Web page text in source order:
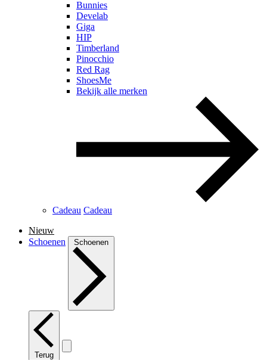
Bunnies
Develab
Giga
HIP
Timberland
Pinocchio
Red Rag
ShoesMe
Bekijk alle merken
Cadeau Cadeau
Nieuw
Schoenen
Schoenen
Terug